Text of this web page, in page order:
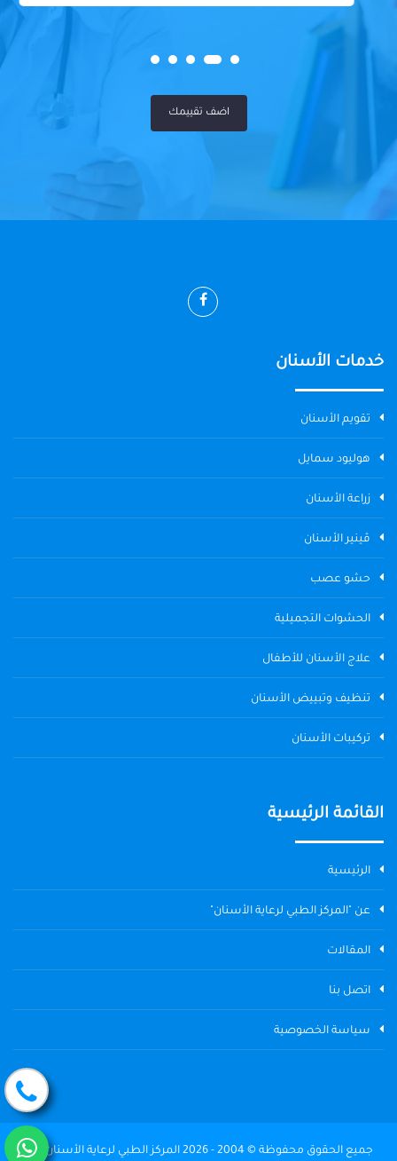
اضف تقييمك
خدمات الأسنان
تقويم الأسنان
هوليود سمايل
زراعة الأسنان
ڤينير الأسنان
حشو عصب
الحشوات التجميلية
علاج الأسنان للأطفال
تنظيف وتبييض الأسنان
تركيبات الأسنان
القائمة الرئيسية
الرئيسية
عن "المركز الطبي لرعاية الأسنان"
المقالات
اتصل بنا
سياسة الخصوصية
جميع الحقوق محفوظة © 2004 - 2026 المركز الطبي لرعاية الأسنان The